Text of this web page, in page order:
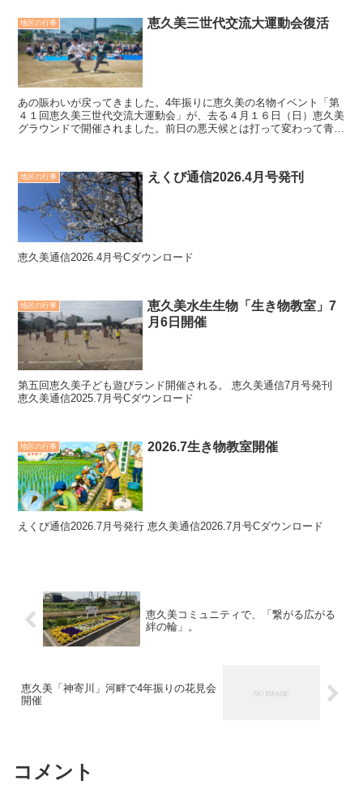
地区の行事 恵久美三世代交流大運動会復活
あの賑わいが戻ってきました。4年振りに恵久美の名物イベント「第
４１回恵久美三世代交流大運動会」が、去る４月１６日（日）恵久美
グラウンドで開催されました。前日の悪天候とは打って変わって青空
地区の行事 えくび通信2026.4月号発刊
恵久美通信2026.4月号Cダウンロード
地区の行事
恵久美水生生物「生き物教室」7
月6日開催
第五回恵久美子ども遊びランド開催される。 恵久美通信7月号発刊
恵久美通信2025.7月号Cダウンロード
地区の行事 2026.7生き物教室開催
えくび通信2026.7月号発行 恵久美通信2026.7月号Cダウンロード
恵久美コミュニティで、「繋がる広がる
絆の輪」。
恵久美「神寄川」河畔で4年振りの花見会
開催
コメント